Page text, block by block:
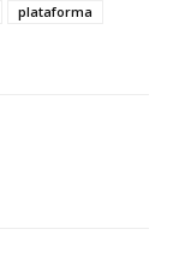
plataforma